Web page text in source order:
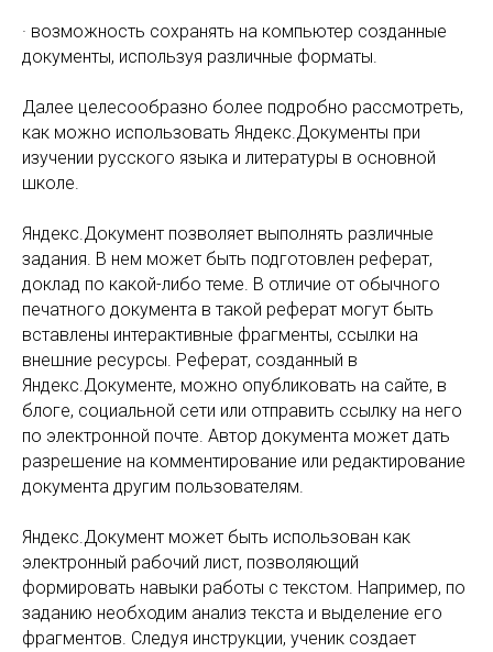
· возможность сохранять на компьютер созданные
документы, используя различные форматы.
Далее целесообразно более подробно рассмотреть,
как можно использовать Яндекс.Документы при
изучении русского языка и литературы в основной
школе.
Яндекс.Документ позволяет выполнять различные
задания. В нем может быть подготовлен реферат,
доклад по какой-либо теме. В отличие от обычного
печатного документа в такой реферат могут быть
вставлены интерактивные фрагменты, ссылки на
внешние ресурсы. Реферат, созданный в
Яндекс.Документе, можно опубликовать на сайте, в
блоге, социальной сети или отправить ссылку на него
по электронной почте. Автор документа может дать
разрешение на комментирование или редактирование
документа другим пользователям.
Яндекс.Документ может быть использован как
электронный рабочий лист, позволяющий
формировать навыки работы с текстом. Например, по
заданию необходим анализ текста и выделение его
фрагментов. Следуя инструкции, ученик создает